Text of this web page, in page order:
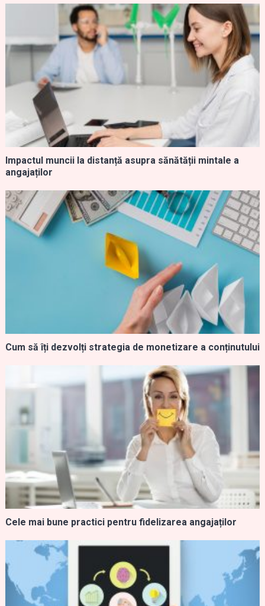
Impactul muncii la distanță asupra sănătății mintale a
angajaților
Cum să îți dezvolți strategia de monetizare a conținutului
Cele mai bune practici pentru fidelizarea angajaților